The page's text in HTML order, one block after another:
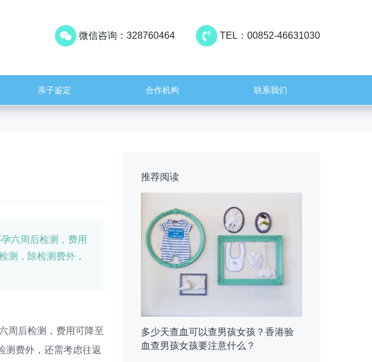
TEL：00852-46631030
微信咨询：328760464
亲子鉴定 合作机构 联系我们
六周后检测，费用
测，除检测费外，
周后检测，费用可降至
测费外，还需考虑往返
推荐阅读
多少天查血可以查男孩女孩？香港验
血查男孩女孩要注意什么？